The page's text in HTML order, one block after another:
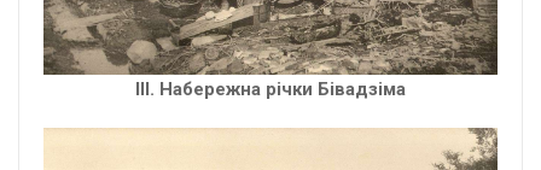
ІIІ. Набережна річки Бівадзіма